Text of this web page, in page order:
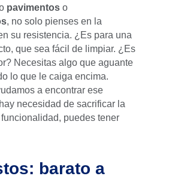
pavimentos o
, no solo pienses en la
su resistencia. ¿Es para una
que sea fácil de limpiar. ¿Es
Necesitas algo que aguante
lo que le caiga encima.
a encontrar ese
necesidad de sacrificar la
puedes tener
barato a